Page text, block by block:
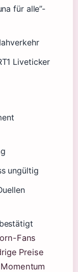
für alle”-
Liveticker
ungültig
Fans
Preise